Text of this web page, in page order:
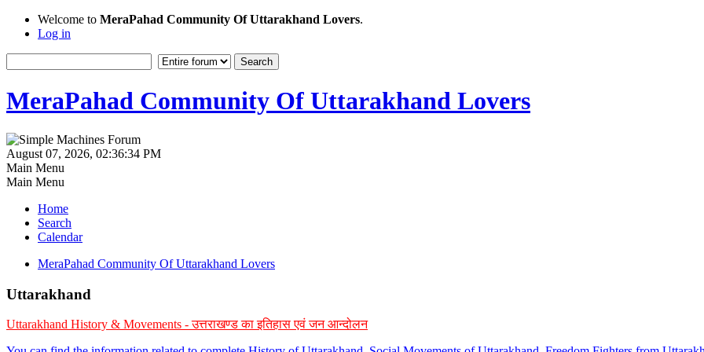
Welcome to MeraPahad Community Of Uttarakhand Lovers.
Log in
MeraPahad Community Of Uttarakhand Lovers
August 07, 2026, 02:36:34 PM
Main Menu
Main Menu
Home
Search
Calendar
MeraPahad Community Of Uttarakhand Lovers
Uttarakhand
Uttarakhand History & Movements - उत्तराखण्ड का इतिहास एवं जन आन्दोलन